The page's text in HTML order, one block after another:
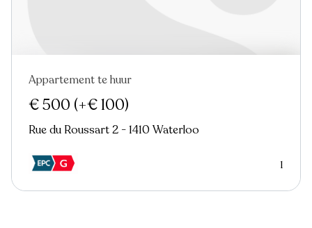
Appartement te huur
€ 500 (+€ 100)
Rue du Roussart 2 - 1410 Waterloo
1